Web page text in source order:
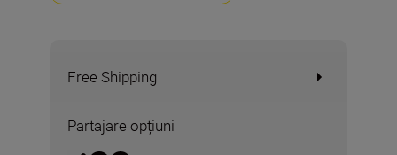
Free Shipping
Partajare opțiuni